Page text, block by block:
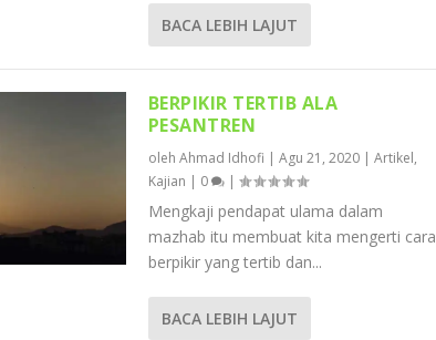
BACA LEBIH LAJUT
BERPIKIR TERTIB ALA
PESANTREN
oleh Ahmad Idhofi | Agu 21, 2020| Artikel,
Kajian | 0 |
Mengkaji pendapat ulama dalam
mazhab itu membuat kita mengerti cara
berpikir yang tertib dan...
BACA LEBIH LAJUT